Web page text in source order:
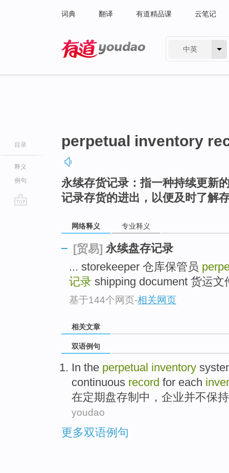
词典 翻译 有道精品课 云笔记
中英
目录
释义
例句
perpetual inventory
永续存货记录：指一种持续更新
记录存货的进出，以便及时了解
网络释义 专业释义
[贸易] 永续盘存记录
... storekeeper 仓库保管员
记录 shipping document 货运文
基于144个网页-相关网页
相关文章
双语例句
In the perpetual inventory
continuous record for each
在定期盘存制中 ， 企业并不保持
youdao
更多双语例句